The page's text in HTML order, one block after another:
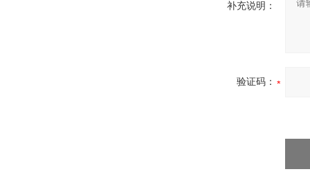
补充说明：
验证码：